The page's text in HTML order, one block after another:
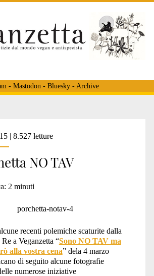
- Mastodon - Bluesky- Archive
span>
| 8.527 letture
NO TAV
2 minuti
recenti polemiche scaturite dalla
a Veganzetta “Sono NO TAV ma
alla vostra cena” dela 4 marzo
di seguito alcune fotografie
numerose iniziative